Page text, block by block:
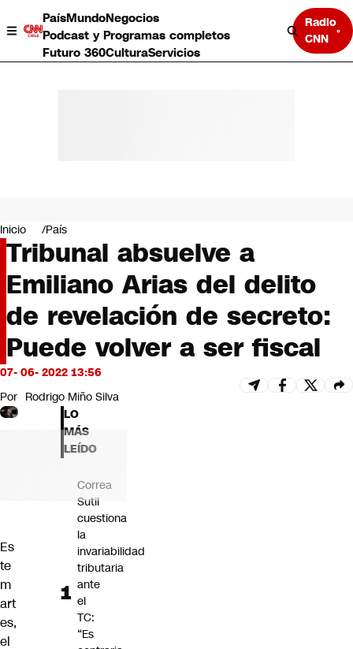
PaísMundoNegocios
Podcast y Programas completos
Futuro 360CulturaServicios
Radio
CNN
Negocios
Deportes
Programas completos
Cultura
Servicios
Bits
CNN tiempo
Futuro 360
Inicio País
Tribunal absuelve a
Emiliano Arias del delito
de revelación de secreto:
Puede volver a ser fiscal
07- 06- 2022 13:56
Por Rodrigo Miño Silva
Es
te
m
art
es,
el
LO
MÁS
LEÍDO
Correa
Sutil
cuestiona
la
invariabilidad
tributaria
ante
el
TC:
“Es